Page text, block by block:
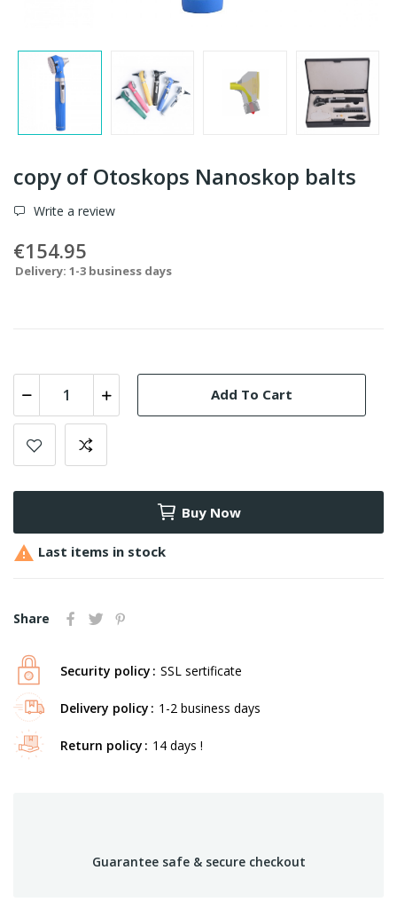
copy of Otoskops Nanoskop balts
Write a review
€154.95
Delivery: 1-3 business days
Add To Cart
Buy Now
 Last items in stock
Share
Security policy SSL sertificate
Delivery policy 1-2 business days
Return policy 14 days !
Guarantee safe & secure checkout